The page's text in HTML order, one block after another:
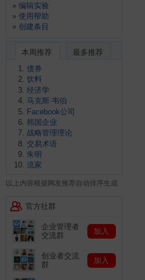
编辑实验
使用帮助
创建条目
本周推荐
最多推荐
债券
饮料
经济学
马克斯·韦伯
Facebook公司
韩国企业
战略管理理论
交易术语
朱明
流家
以上内容根据网友推荐自动排序生成
官方社群
企业管理者
交流群
加入
创业者交流
群
加入